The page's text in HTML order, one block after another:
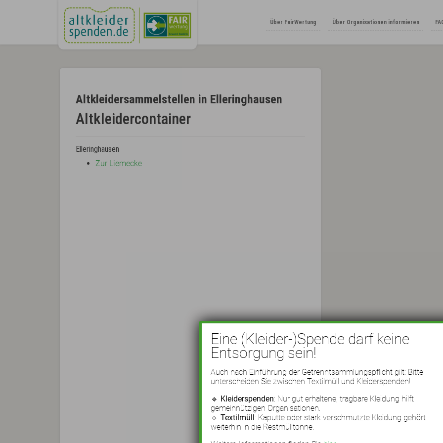
Über FairWertung Über Organisationen informieren
Altkleidersammelstellen in Elleringhausen
Altkleidercontainer
Elleringhausen
Zur Liemecke
Eine (Kleider-)Spende darf keine
Entsorgung sein!
Auch nach Einführung der Getrenntsammlungspflicht gilt: Bitte
unterscheiden Sie zwischen Textilmüll und Kleiderspenden!
🔹 Kleiderspenden: Nur gut erhaltene, tragbare Kleidung hilft
gemeinnützigen Organisationen.
🔹Textilmüll: Kaputte oder stark verschmutzte Kleidung gehört
weiterhin in die Restmülltonne.